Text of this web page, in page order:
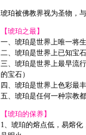
琥珀被佛教界视为圣物，
【琥珀之最】
一、琥珀是世界上唯一将
二、琥珀是世界上已知宝
三、琥珀是世界上最早流
的宝石）
四、琥珀是世界上色彩最
五、琥珀是任何一种宗教
【琥珀的保养】
1、琥珀的熔点低，易熔